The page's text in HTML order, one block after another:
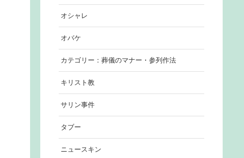
オシャレ
オバケ
カテゴリー：葬儀のマナー・参列作法
キリスト教
サリン事件
タブー
ニュースキン